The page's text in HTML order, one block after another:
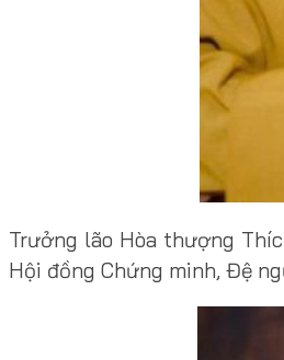
Trưởng lão Hòa thượng
Hội đồng Chứng minh, Đệ